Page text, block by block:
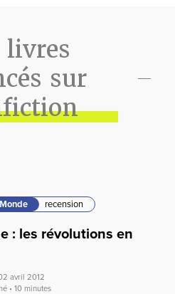
livres
sur
Monde recension
: les révolutions en
avril 2012
• 10 minutes